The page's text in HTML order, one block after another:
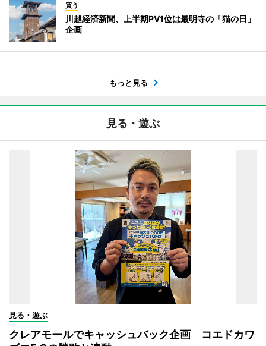
買う
川越経済新聞、上半期PV1位は最明寺の「猫の日」
企画
もっと見る
見る・遊ぶ
見る・遊ぶ
クレアモールでキャッシュバック企画 コエドカワ